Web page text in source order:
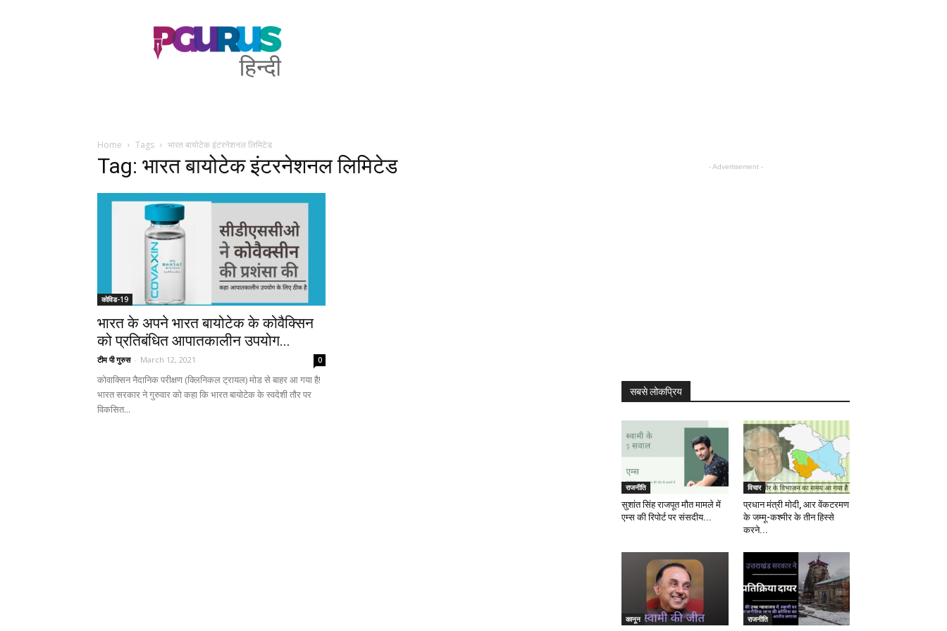
PGurus
Hindi
Home Tags भारत बायोटेक इंटरनेशनल लिमिटेड
Tag: भारत बायोटेक इंटरनेशनल लिमिटेड
कोविड-19
भारत के अपने भारत बायोटेक के कोवैक्सिन
को प्रतिबंधित आपातकालीन उपयोग...
टीम पी गुरुस - March 12, 2021 0
कोवाक्सिन नैदानिक ​​परीक्षण (क्लिनिकल ट्रायल) मोड से बाहर आ गया है!
भारत सरकार ने गुरुवार को कहा कि भारत बायोटेक के स्वदेशी तौर पर
विकसित...
- Advertisement -
सबसे लोकप्रिय
राजनीति
सुशांत सिंह राजपूत मौत मामले में
एम्स की रिपोर्ट पर संसदीय...
विचार
प्रधान मंत्री मोदी, आर वेंकटरमण
के जम्मू-कश्मीर के तीन हिस्से
करने...
कानून राजनीति